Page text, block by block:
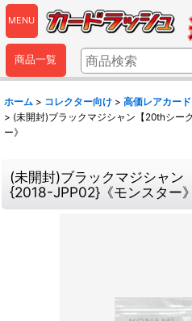
MENU
商品一覧
ホーム > コレクター向け > 高価レアカード
> (未開封)ブラックマジシャン【20thシー
ー》
(未開封)ブラックマジシャン
{2018-JPP02}《モンスター》